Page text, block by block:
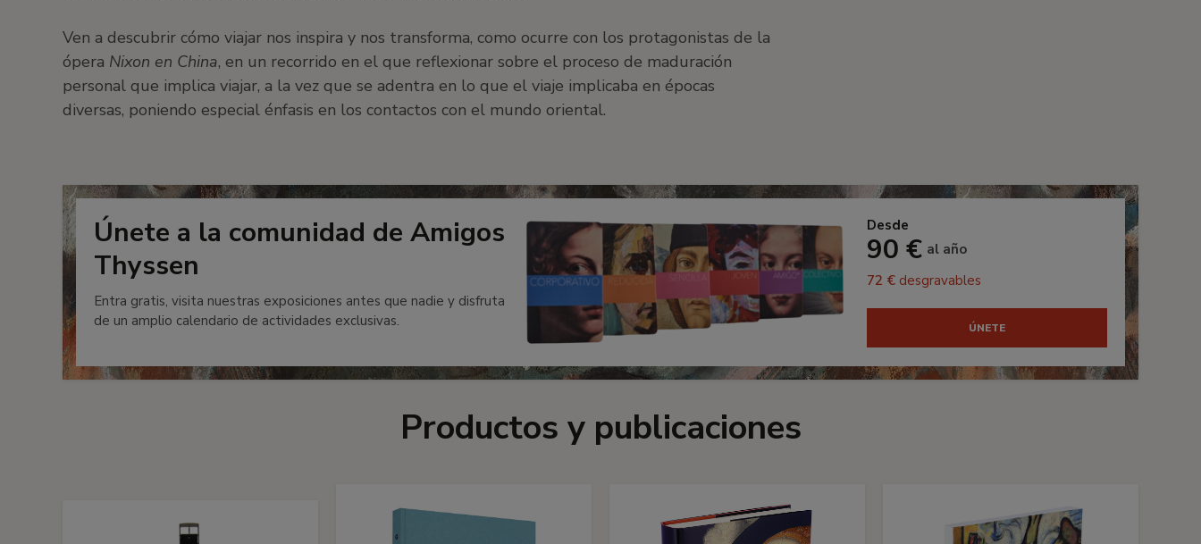
Ven a descubrir cómo viajar nos inspira y nos transforma, como ocurre con los protagonistas de la
ópera Nixon en China, en un recorrido en el que reflexionar sobre el proceso de maduración
personal que implica viajar, a la vez que se adentra en lo que el viaje implicaba en épocas
diversas, poniendo especial énfasis en los contactos con el mundo oriental.
Únete a la comunidad de Amigos
Thyssen
Entra gratis, visita nuestras exposiciones antes que nadie y disfruta
de un amplio calendario de actividades exclusivas.
Desde
90 € al año
72 € desgravables
ÚNETE
Productos y publicaciones